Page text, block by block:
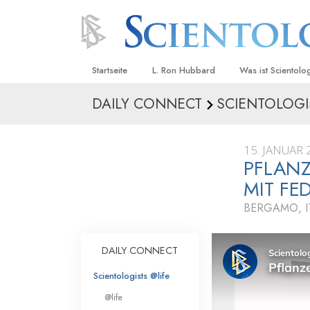
Startseite L. Ron Hubbard Was ist
Anschauungen
Was
sagen
Lernen Sie einen
Innerhalb einer
Die
Eine Einführung
DAILY CONNECT
15. JANUAR
MIT
BERGAMO,
DAILY CONNECT
Scientologists @life
@life